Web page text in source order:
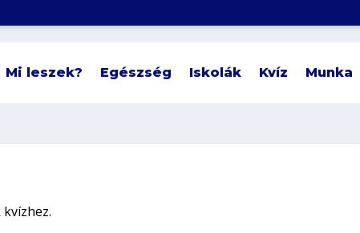
Mi leszek? Egészség Iskolák Kvíz Munka